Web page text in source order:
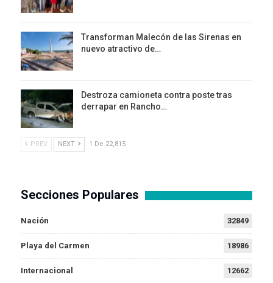
Transforman Malecón de las Sirenas en
nuevo atractivo de…
Destroza camioneta contra poste tras
derrapar en Rancho…
PREV NEXT 1 De 22,815
Secciones Populares
Nación 32849
Playa del Carmen 18986
Internacional 12662